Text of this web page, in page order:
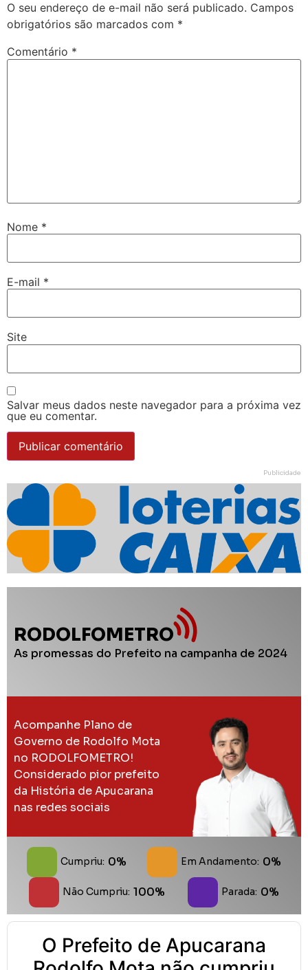
O seu endereço de e-mail não será publicado. Campos
obrigatórios são marcados com *
Comentário *
Nome *
E-mail *
Site
Salvar meus dados neste navegador para a próxima vez
que eu comentar.
Publicidade
RODOLFOMETRO
As promessas do Prefeito na campanha de 2024
Acompanhe Plano de
Governo de Rodolfo Mota
no RODOLFOMETRO!
Considerado pior prefeito
da História de Apucarana
nas redes sociais
Cumpriu: 0% Em Andamento: 0%
Não Cumpriu: 100% Parada: 0%
O Prefeito de Apucarana